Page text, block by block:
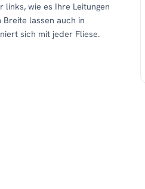
wie es Ihre Leitungen
lassen auch in
sich mit jeder Fliese.